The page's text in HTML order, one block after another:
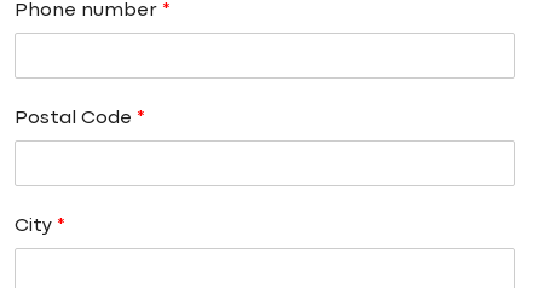
Phone number *
Postal Code *
City *